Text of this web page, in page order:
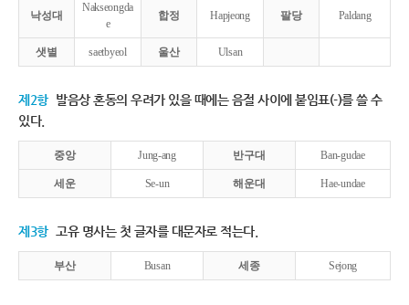
낙성대
Nakseongda
e
합정 Hapjeong 팔당 Paldang
샛별 saetbyeol 울산 Ulsan
제2항 발음상 혼동의 우려가 있을 때에는 음절 사이에 붙임표(-)를 쓸 수
있다.
중앙 Jung-ang 반구대 Ban-gudae
세운 Se-un 해운대 Hae-undae
제3항 고유 명사는 첫 글자를 대문자로 적는다.
부산 Busan 세종 Sejong